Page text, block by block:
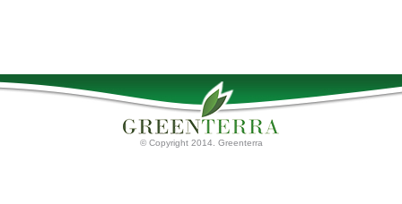
© Copyright 2014. Greenterra